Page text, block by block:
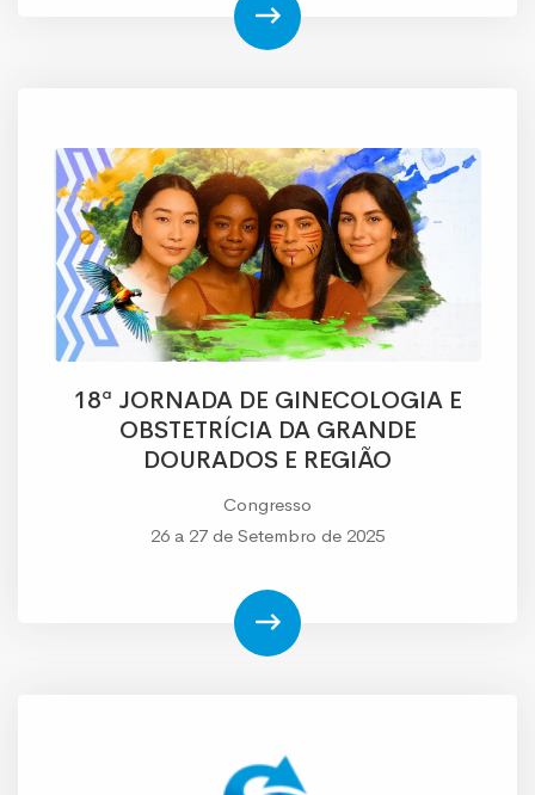
18ª JORNADA DE GINECOLOGIA E
OBSTETRÍCIA DA GRANDE
DOURADOS E REGIÃO
Congresso
26 a 27 de Setembro de 2025